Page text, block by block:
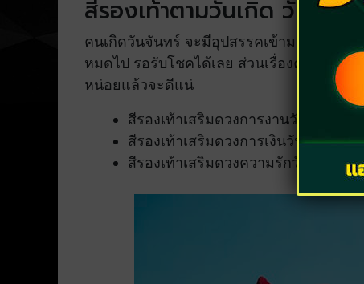
สีรองเท้าตามวันเกิด วันจันทร์
คนเกิดวันจันทร์ จะมีอุปสรรคเข้ามา แต่คุณ
หมดไป รอรับโชคได้เลย ส่วนเรื่องความรัก
หน่อยแล้วจะดีแน่
สีรองเท้าเสริมดวงการงานวันจันทร์ สี
สีรองเท้าเสริมดวงการเงินวันจันทร์ สี
สีรองเท้าเสริมดวงความรักวันจันทร์ สี